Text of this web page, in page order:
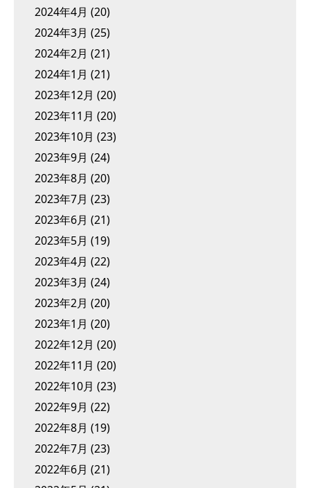
2024年4月 (20)
2024年3月 (25)
2024年2月 (21)
2024年1月 (21)
2023年12月 (20)
2023年11月 (20)
2023年10月 (23)
2023年9月 (24)
2023年8月 (20)
2023年7月 (23)
2023年6月 (21)
2023年5月 (19)
2023年4月 (22)
2023年3月 (24)
2023年2月 (20)
2023年1月 (20)
2022年12月 (20)
2022年11月 (20)
2022年10月 (23)
2022年9月 (22)
2022年8月 (19)
2022年7月 (23)
2022年6月 (21)